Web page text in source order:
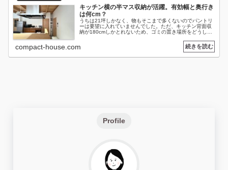
キッチン横の半マス収納が活躍。有効幅と奥行き
は何cm？
うちは21坪しかなく、物もそこまで多くないのでパントリ
ーは要望に入れていませんでした。ただ、キッチン背面収
納が180cmしかとれないため、ゴミの置き場所をどうしよ
compact-house.com
Profile